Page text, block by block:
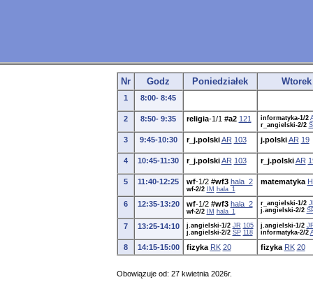
Nr Godz Poniedziałek Wtorek
1 8:00- 8:45
2 8:50- 9:35 religia-1/1 #a2 121 informatyka-1/2
r_angielski-2/2
3 9:45-10:30 r_j.polski AR 103 j.polski AR 19
4 10:45-11:30 r_j.polski AR 103 r_j.polski AR
5 11:40-12:25 wf-1/2 #wf3 hala_2
wf-2/2 IM hala_1
matematyka
6 12:35-13:20 wf-1/2 #wf3 hala_2
wf-2/2 IM hala_1
r_angielski-1/2
j.angielski-2/2
7 13:25-14:10 j.angielski-1/2 JR 105
j.angielski-2/2 SP 118
j.angielski-1/2
informatyka-2/2
8 14:15-15:00 fizyka RK 20 fizyka RK 20
Obowiązuje od: 27 kwietnia 2026r.